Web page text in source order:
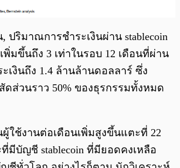
ปริมาณการชำระเงินผ่าน stablecoin
พิ่มขึ้นถึง 3 เท่าในรอบ 12 เดือนที่ผ่าน
เงินถึง 1.4 ล้านล้านดอลลาร์ ซึ่ง
ดส่วนราว 50% ของธุรกรรมทั้งหมด
ใช้งานต่อเดือนเพิ่มสูงขึ้นแตะที่ 22
บัญชี stablecoin ที่มียอดคงเหลือ